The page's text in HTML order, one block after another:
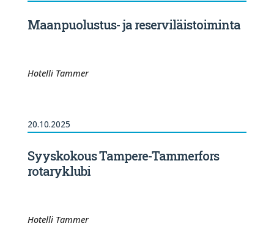
Maanpuolustus- ja reserviläistoiminta
Hotelli Tammer
20.10.2025
Syyskokous Tampere-Tammerfors
rotaryklubi
Hotelli Tammer